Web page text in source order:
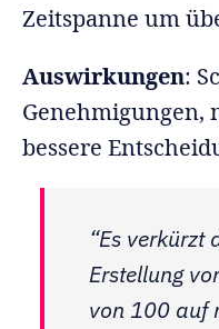
Zeitspanne um
Auswirkungen:
Genehmigungen,
bessere
“Es verkürzt
Erstellung
von 100 auf